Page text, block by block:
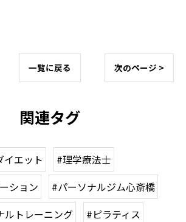
一覧に戻る 次のページ >
関連タグ
イエット
#理学療法士
ション
#パーソナルジム心斎橋
ルトレーニング
#ピラティス